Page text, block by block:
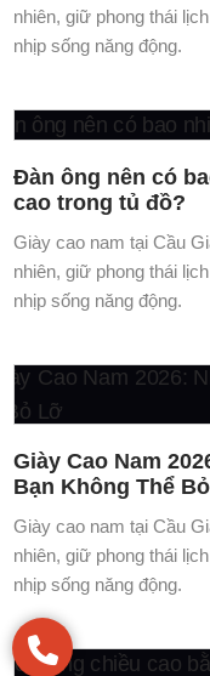
Bạn Không Thể
Giày cao nam tại Cầu
nhiên, giữ phong thái
nhịp sống năng động.
Cách tăng chiều
nhiên, giữ phong thái
nhịp sống năng động.
nào
Giày cao nam tại Cầu
nhiên, giữ phong thái
nhịp sống năng động.